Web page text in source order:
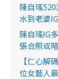
陳自瑤
水到老婆
陳自瑤IG
張合照或
【仁心解
位女藝人